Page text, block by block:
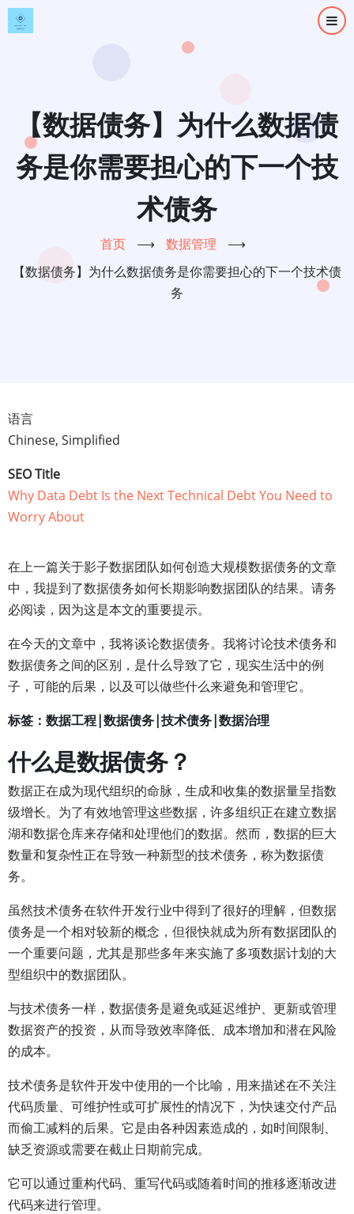
跳
转
【数据债务】为什么数据债
务是你需要担心的下一个技
术债务
首页 ⟶ 数据管理
⟶
【数据债务】为什么数据债务是你需要担心的下一个技术债
务
语言
Chinese, Simplified
SEO Title
Why Data Debt Is the Next Technical Debt You Need to
Worry About
在上一篇关于影子数据团队如何创造大规模数据债务的文章
中，我提到了数据债务如何长期影响数据团队的结果。请务
必阅读，因为这是本文的重要提示。
在今天的文章中，我将谈论数据债务。我将讨论技术债务和
数据债务之间的区别，是什么导致了它，现实生活中的例
子，可能的后果，以及可以做些什么来避免和管理它。
标签：数据工程|数据债务|技术债务|数据治理
什么是数据债务？
数据正在成为现代组织的命脉，生成和收集的数据量呈指数
级增长。为了有效地管理这些数据，许多组织正在建立数据
湖和数据仓库来存储和处理他们的数据。然而，数据的巨大
数量和复杂性正在导致一种新型的技术债务，称为数据债
务。
虽然技术债务在软件开发行业中得到了很好的理解，但数据
债务是一个相对较新的概念，但很快就成为所有数据团队的
一个重要问题，尤其是那些多年来实施了多项数据计划的大
型组织中的数据团队。
与技术债务一样，数据债务是避免或延迟维护、更新或管理
数据资产的投资，从而导致效率降低、成本增加和潜在风险
的成本。
技术债务是软件开发中使用的一个比喻，用来描述在不关注
代码质量、可维护性或可扩展性的情况下，为快速交付产品
而偷工减料的后果。它是由各种因素造成的，如时间限制、
缺乏资源或需要在截止日期前完成。
它可以通过重构代码、重写代码或随着时间的推移逐渐改进
代码来进行管理。